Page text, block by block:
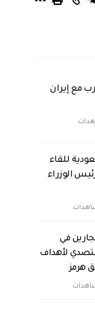
مع إيران
للقاء
الوزراء
في
لأهداف
هرمز